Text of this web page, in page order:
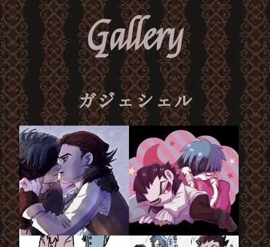
Gallery
ガジェシェル